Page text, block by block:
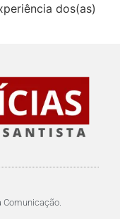
dos(as)
Comunicação.